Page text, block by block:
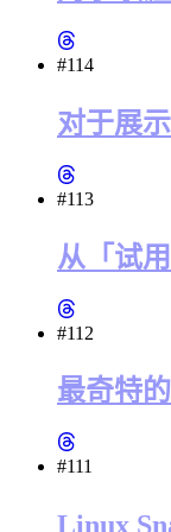
#114
对于展
#113
从「试
#112
最奇特
#111
Linux